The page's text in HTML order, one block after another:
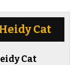
Cat
Cat